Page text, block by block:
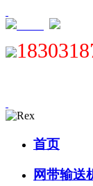
首页
网带输送